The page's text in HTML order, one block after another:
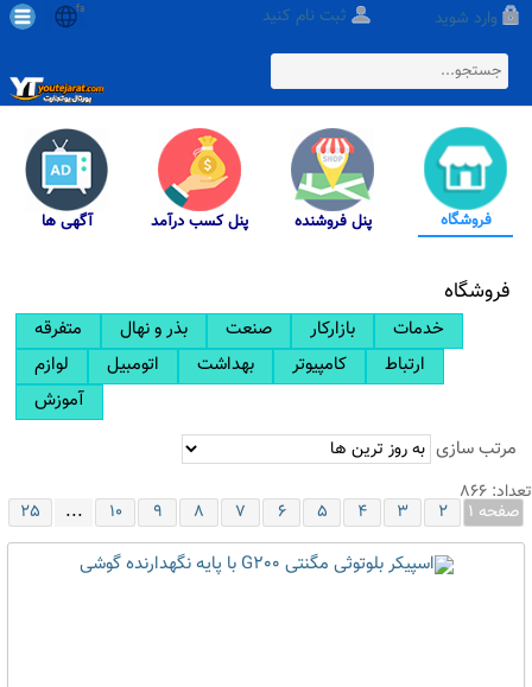
وارد شوید ثبت نام کنید fa
فروشگاه پنل فروشنده پنل کسب درآمد آگهی ها
فروشگاه
متفرقه بذر و نهال صنعت بازارکار
خدمات
لوازم
اتومبیل بهداشت کامپیوتر
ارتباط
آموزش
مرتب سازی
صفحه 1 2
3
4
5
6
7
8
9
10
...
25
تعداد: 866